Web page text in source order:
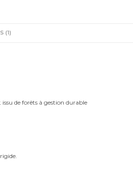
(1)
de forêts à gestion durable